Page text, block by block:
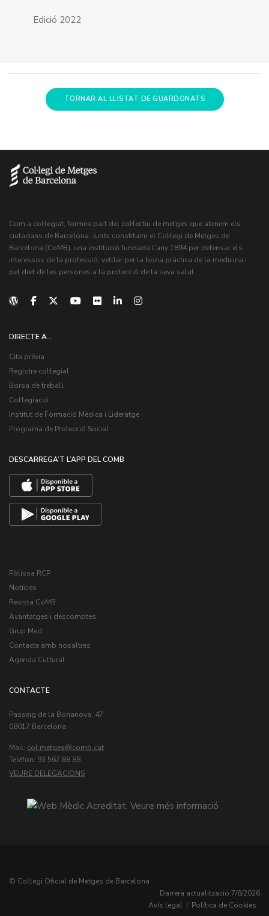
Edició 2022
TORNAR AL LLISTAT DE GUARDONATS
Com a col·legiat, formes part del col·lectiu de metges que atenem els
ciutadans de Barcelona. Junts constituïm el Col·legi de Metges de
Barcelona (CoMB), una institució fundada l'any 1894 per defensar els
interessos de la professió, vetllar per la bona pràctica de la medicina i
pel dret de les persones a la protecció de la seva salut.
DIRECTE A...
Cita prèvia
Registre col·legial
Borsa de treball
Col·legiació
Institut de Formació Mèdica i Lideratge
Programa de Protecció Social
DESCARREGA’T L’APP DEL COMB
Pòlissa RCP
Notícies
Revista CoMB
Avantatges i descomptes
Grup Med
Contacte amb nosaltres
Agenda Cultural
CONTACTE
Passeig de la Bonanova, 47
08017 Barcelona
Mail: col.metges
Teléfon: 93 567 88 88
VEURE DELEGACIONS
© Col·legi Oficial de Metges de Barcelona
Darrera actualització:7/8/2026
Avís legal | Política de Cookies